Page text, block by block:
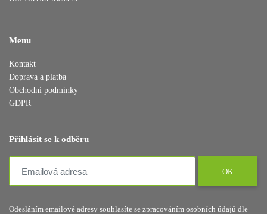
Menu
Kontakt
Doprava a platba
Obchodní podmínky
GDPR
Přihlásit se k odběru
OK
Odesláním emailové adresy souhlasíte se zpracováním osobních údajů dle